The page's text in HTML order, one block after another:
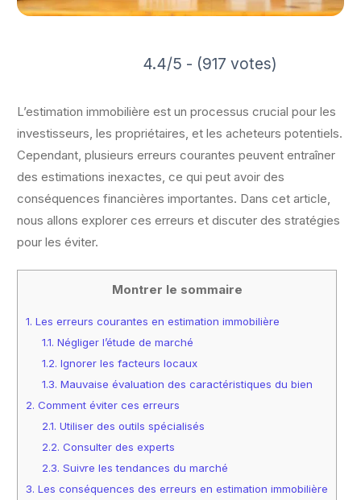
4.4/5 - (917 votes)
L’estimation immobilière est un processus crucial pour les
investisseurs, les propriétaires, et les acheteurs potentiels.
Cependant, plusieurs erreurs courantes peuvent entraîner
des estimations inexactes, ce qui peut avoir des
conséquences financières importantes. Dans cet article,
nous allons explorer ces erreurs et discuter des stratégies
pour les éviter.
Montrer le sommaire
1. Les erreurs courantes en estimation immobilière
1.1. Négliger l’étude de marché
1.2. Ignorer les facteurs locaux
1.3. Mauvaise évaluation des caractéristiques du bien
2. Comment éviter ces erreurs
2.1. Utiliser des outils spécialisés
2.2. Consulter des experts
2.3. Suivre les tendances du marché
3. Les conséquences des erreurs en estimation immobilière